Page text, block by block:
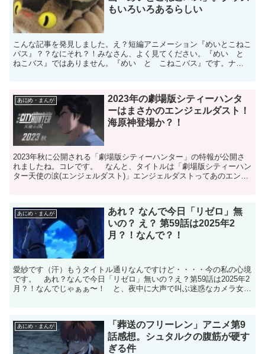
もいろいろあるらしい
こんな記事を発見しました。え？短編アニメーション『めいとこねこ
バス』？？なにそれ？！みなさん、よく見てください。『めい と
ねこバス』ではありません。『めい と こねこバス』です。ナ
あにめ・まんが
2023年の劇場版シティーハンタ
ーはまさかのエンジェルダスト！
海原神登場か？！
2023年秋に公開される「劇場版シティーハンター」の特報が公開さ
れましたね。コレです。 なんと、タイトルは「劇場版シティーハン
ター天使の涙(エンジェルダスト)」エンジェルダストってあのエンジ
あにめ・まんが
あれ？ なんで今日「リゼロ」無
いの？ え？ 第59話は2025年2
月？！なんで？！
愛紗です（汗）もうタイトル通りなんですけど・・・・今の私の心境
です。 あれ？なんで今日「リゼロ」無いの？え？第59話は2025年2
月？！なんでじゃぁぁ〜！ と、夜中に大声で叫ぶ迷惑なカメラ女子
あにめ・まんが
「葬送のフリーレン」アニメ第9
話感想。シュタルクの腹筋が硬す
ぎる件